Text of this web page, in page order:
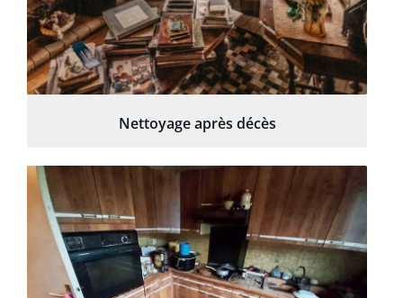
Nettoyage après décès